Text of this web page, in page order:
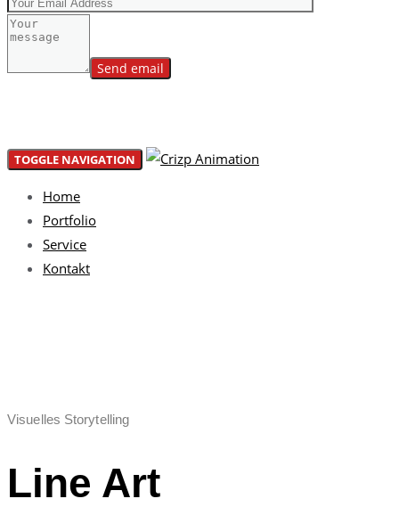
TOGGLE NAVIGATION
Home
Portfolio
Service
Kontakt
Visuelles Storytelling
Line Art